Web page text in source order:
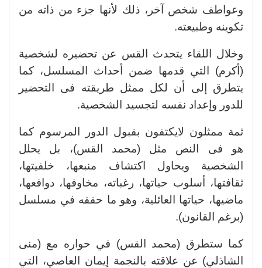
وعواطف شخص آخر، ذلك لأنها جزء من ذاته من
تكوينه وطبيعته.
وخلال اللقاء يتحدث القس عن تحضيره لشخصية
(أكرم) التي قدمها ضمن أحداث المسلسل، كما
يتطرق إلى أن لكل ممثل طريقته فى التحضير
للدور وإعداد نفسه لتجسيد الشخصية.
ثمة ممثلون لايكتفون بقبول الدور المرسوم كما
هو فى النص مثل (محمد القس)، بل يحلل
الشخصية ويحاول اكتشاف منبعها، خلفيتها،
ثقافتها، أسلوب حياتها، رغباته، مخاوفها، دوافعها،
ماضيها، حياتها العائلية، وهو ما حققه في مسلسل
(برغم القانون).
كما ستطرق (محمد القس) في حواره مع (منى
الشاذلي) عن علاقته بالنجمة إيمان العاصي، التي